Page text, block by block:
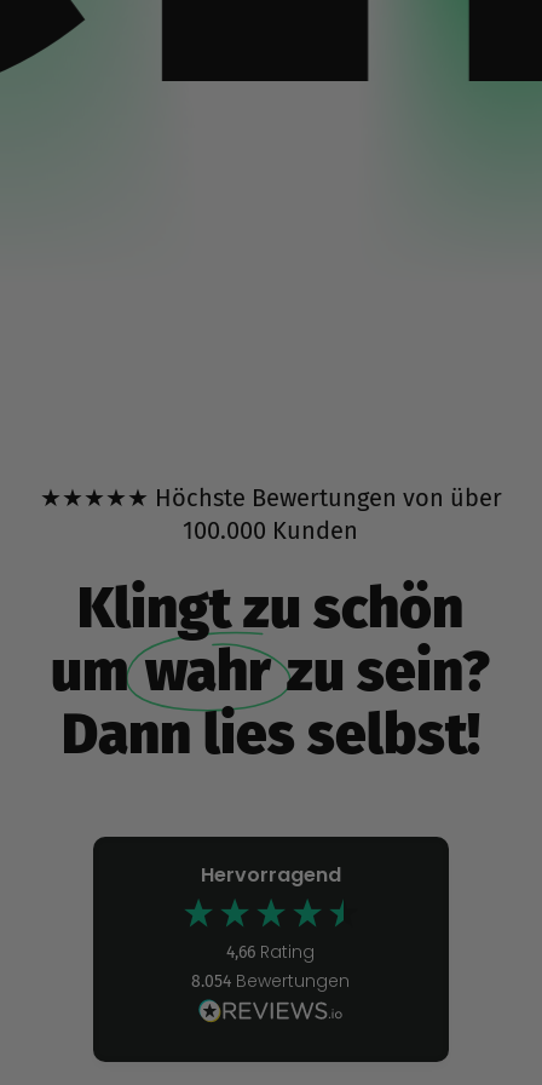
★★★★★ Höchste Bewertungen von über
100.000 Kunden
Klingt zu schön
umwahrzu sein?
Dann lies selbst!
Hervorragend
4,66 Rating
8.054 Bewertungen